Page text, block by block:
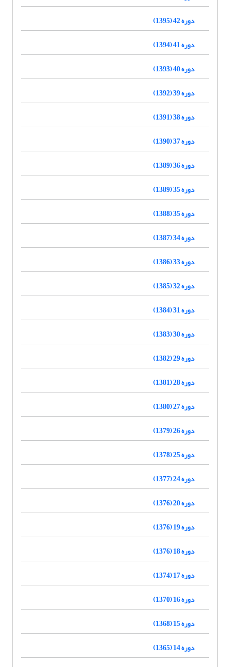
دوره 42 (1395)
دوره 41 (1394)
دوره 40 (1393)
دوره 39 (1392)
دوره 38 (1391)
دوره 37 (1390)
دوره 36 (1389)
دوره 35 (1389)
دوره 35 (1388)
دوره 34 (1387)
دوره 33 (1386)
دوره 32 (1385)
دوره 31 (1384)
دوره 30 (1383)
دوره 29 (1382)
دوره 28 (1381)
دوره 27 (1380)
دوره 26 (1379)
دوره 25 (1378)
دوره 24 (1377)
دوره 20 (1376)
دوره 19 (1376)
دوره 18 (1376)
دوره 17 (1374)
دوره 16 (1370)
دوره 15 (1368)
دوره 14 (1365)